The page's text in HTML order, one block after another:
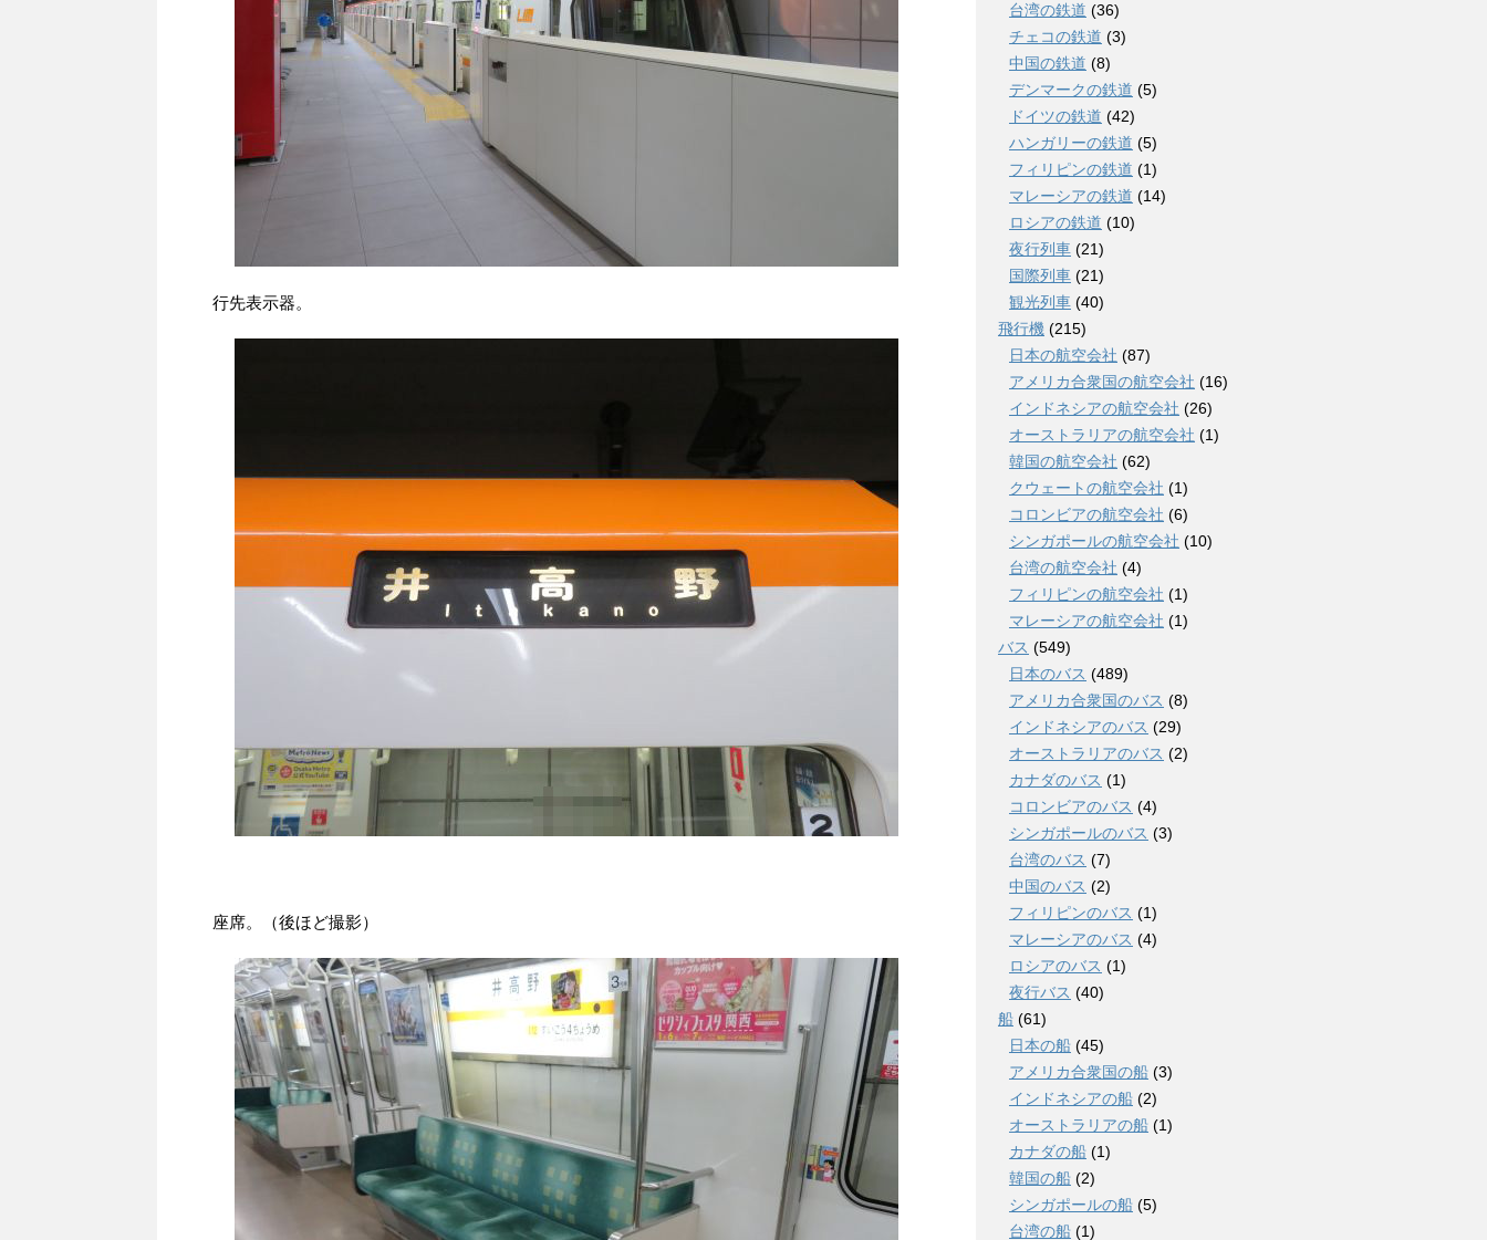
行先表示器。
座席。（後ほど撮影）
台湾の鉄道 (36)
チェコの鉄道 (3)
中国の鉄道 (8)
デンマークの鉄道 (5)
ドイツの鉄道 (42)
ハンガリーの鉄道 (5)
フィリピンの鉄道 (1)
マレーシアの鉄道 (14)
ロシアの鉄道 (10)
夜行列車 (21)
国際列車 (21)
観光列車 (40)
飛行機 (215)
日本の航空会社 (87)
アメリカ合衆国の航空会社 (16)
インドネシアの航空会社 (26)
オーストラリアの航空会社 (1)
韓国の航空会社 (62)
クウェートの航空会社 (1)
コロンビアの航空会社 (6)
シンガポールの航空会社 (10)
台湾の航空会社 (4)
フィリピンの航空会社 (1)
マレーシアの航空会社 (1)
バス (549)
日本のバス (489)
アメリカ合衆国のバス (8)
インドネシアのバス (29)
オーストラリアのバス (2)
カナダのバス (1)
コロンビアのバス (4)
シンガポールのバス (3)
台湾のバス (7)
中国のバス (2)
フィリピンのバス (1)
マレーシアのバス (4)
ロシアのバス (1)
夜行バス (40)
船 (61)
日本の船 (45)
アメリカ合衆国の船 (3)
インドネシアの船 (2)
オーストラリアの船 (1)
カナダの船 (1)
韓国の船 (2)
シンガポールの船 (5)
台湾の船 (1)